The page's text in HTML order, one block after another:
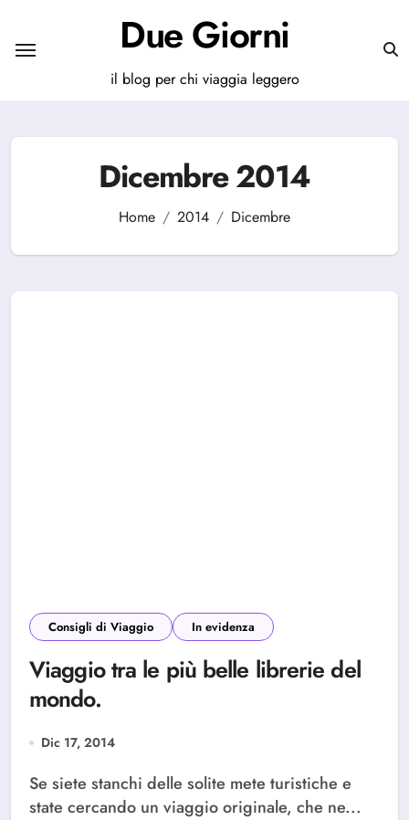
contenuto
Due Giorni
il blog per chi viaggia leggero
Dicembre 2014
Home 2014 Dicembre
Consigli di Viaggio In evidenza
Viaggio tra le più belle librerie del
mondo.
Dic 17, 2014
Se siete stanchi delle solite mete turistiche e
state cercando un viaggio originale, che ne...